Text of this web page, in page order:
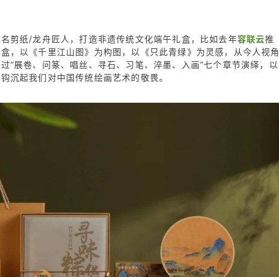
剪纸/龙舟匠人，打造非遗传统文化端午礼盒， 比如去年容联云推
，以《千里江山图》为构图，以《只此青绿》为灵感，从今人视角
“展卷、问篆、唱丝、寻石、习笔、淬墨、入画”七个章节演绎，以
沉起我们对中国传统绘画艺术的敬畏。